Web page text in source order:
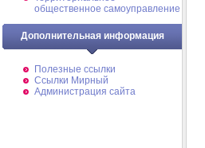
общественное самоуправление
Дополнительная информация
Полезные ссылки
Ссылки Мирный
Администрация сайта